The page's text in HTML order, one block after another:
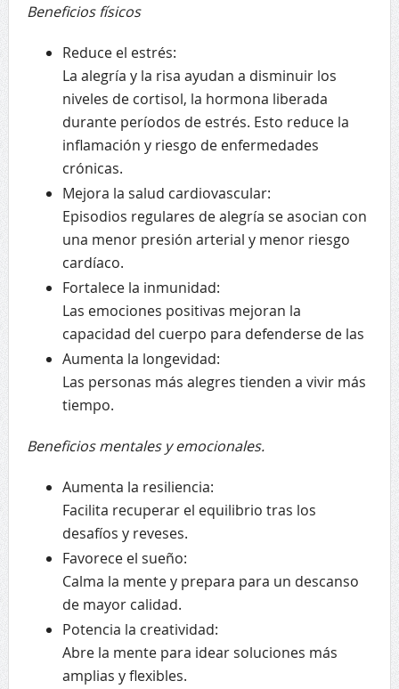
Beneficios físicos
Reduce el estrés:
La alegría y la risa ayudan a disminuir los
niveles de cortisol, la hormona liberada
durante períodos de estrés. Esto reduce la
inflamación y riesgo de enfermedades
crónicas.
Mejora la salud cardiovascular:
Episodios regulares de alegría se asocian con
una menor presión arterial y menor riesgo
cardíaco.
Fortalece la inmunidad:
Las emociones positivas mejoran la
capacidad del cuerpo para defenderse de las
Aumenta la longevidad:
Las personas más alegres tienden a vivir más
tiempo.
Beneficios mentales y emocionales.
Aumenta la resiliencia:
Facilita recuperar el equilibrio tras los
desafíos y reveses.
Favorece el sueño:
Calma la mente y prepara para un descanso
de mayor calidad.
Potencia la creatividad:
Abre la mente para idear soluciones más
amplias y flexibles.